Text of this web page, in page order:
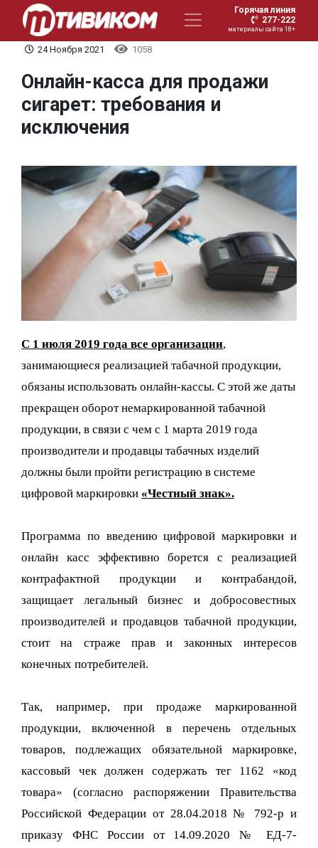
Горячая линия
277-222
материалы сайта 18+
24 Ноября 2021 1058
Онлайн-касса для продажи
сигарет: требования и
исключения
С 1 июля 2019 года все организации,
занимающиеся реализацией табачной продукции,
обязаны использовать онлайн-кассы. С этой же даты
прекращен оборот немаркированной табачной
продукции, в связи с чем с 1 марта 2019 года
производители и продавцы табачных изделий
должны были пройти регистрацию в системе
цифровой маркировки «Честный знак».
Программа по введению цифровой маркировки и
онлайн касс эффективно борется с реализацией
контрафактной продукции и контрабандой,
защищает легальный бизнес и добросовестных
производителей и продавцов табачной продукции,
стоит на страже прав и законных интересов
конечных потребителей.
Так, например, при продаже маркированной
продукции, включенной в перечень отдельных
товаров, подлежащих обязательной маркировке,
кассовый чек должен содержать тег 1162 «код
товара» (согласно распоряжении Правительства
Российской Федерации от 28.04.2018 № 792-р и
приказу ФНС России от 14.09.2020 № ЕД-7-